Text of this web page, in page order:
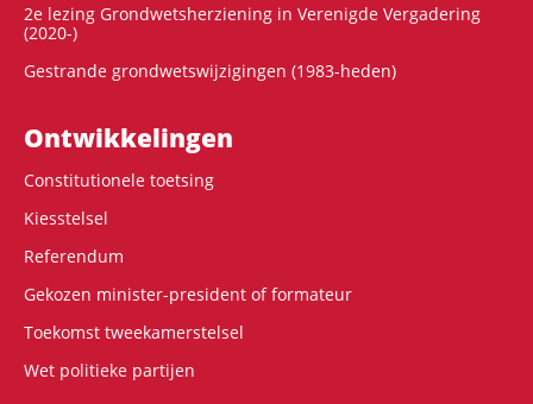
2e lezing Grondwetsherziening in Verenigde Vergadering
(2020-)
Gestrande grondwetswijzigingen (1983-heden)
Ontwikke­lingen
Constitutionele toetsing
Kiesstelsel
Referendum
Gekozen minister-president of formateur
Toekomst tweekamerstelsel
Wet politieke partijen